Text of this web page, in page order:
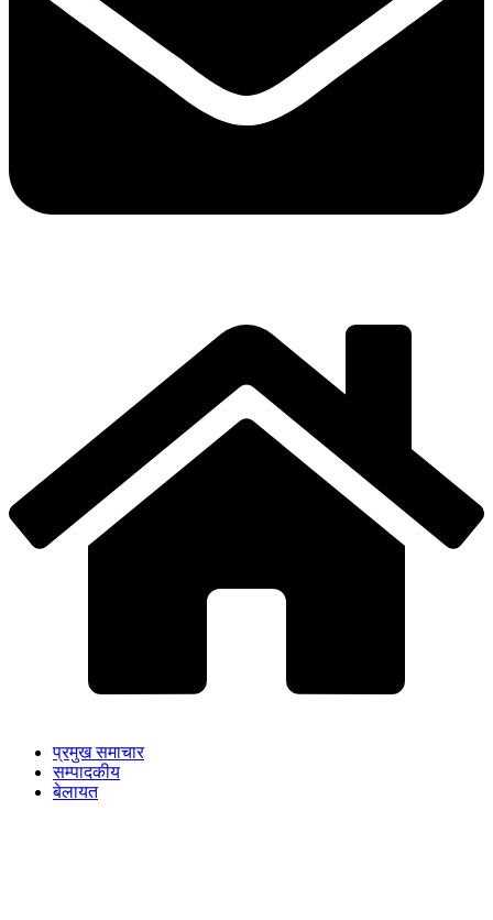
प्रमुख समाचार
सम्पादकीय
बेलायत